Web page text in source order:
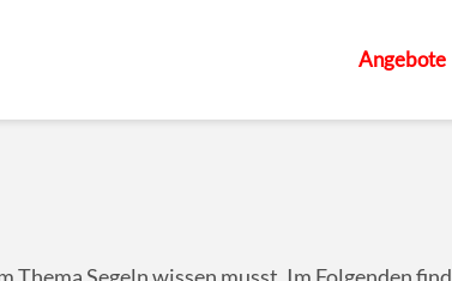
Angebote